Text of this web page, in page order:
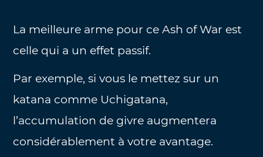
La meilleure arme pour ce Ash of War est
celle qui a un effet passif.
Par exemple, si vous le mettez sur un
katana comme Uchigatana,
l’accumulation de givre augmentera
considérablement à votre avantage.